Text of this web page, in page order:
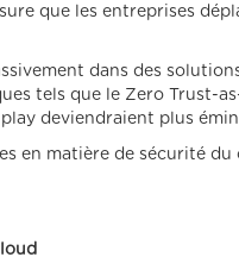
que les entreprises
dans des
tels que le Zero Trust-
deviendraient plus
en matière de sécurité